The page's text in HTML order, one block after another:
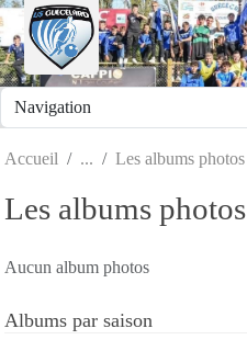
Accueil Les albums photos
Les albums photos
Aucun album photos
Albums par saison
Panneau de gestion des cookies